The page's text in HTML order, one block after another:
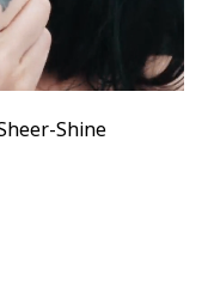
Shine